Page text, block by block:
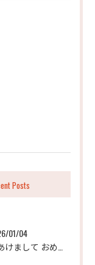
Posts
01/04